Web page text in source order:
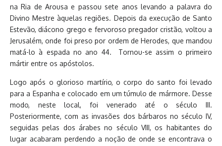
na Ria de Arousa e passou sete anos levando a palavra do
Divino Mestre àquelas regiões. Depois da execução de Santo
Estevão, diácono grego e fervoroso pregador cristão, voltou a
Jerusalém, onde foi preso por ordem de Herodes, que mandou
matá-lo à espada no ano 44. Tornou-se assim o primeiro
mártir entre os apóstolos.
Logo após o glorioso martírio, o corpo do santo foi levado
para a Espanha e colocado em um túmulo de mármore. Desse
modo, neste local, foi venerado até o século III.
Posteriormente, com as invasões dos bárbaros no século IV,
seguidas pelas dos árabes no século VIII, os habitantes do
lugar acabaram perdendo a noção de onde se encontrava o